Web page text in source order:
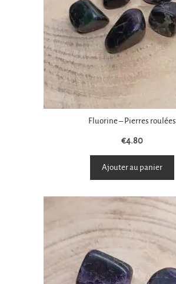
Fluorine – Pierres roulées
€4.80
Ajouter au panier